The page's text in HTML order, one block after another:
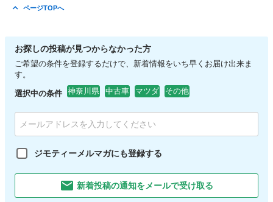
ページTOPへ
お探しの投稿が見つからなかった方
ご希望の条件を登録するだけで、新着情報をいち早くお届け出来ま
す。
選択中の条件 神奈川県 中古車 マツダ その他
ジモティーメルマガにも登録する
新着投稿の通知をメールで受け取る